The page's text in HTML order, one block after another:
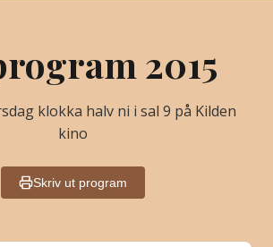
VÅRPROGRAM 2026
OM FILMKLUBBEN
KONTAKT
2015
klokka halv ni i sal 9 på Kilden
kino
Skriv ut program